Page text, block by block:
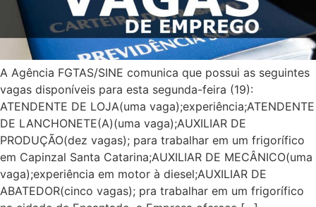
A Agência FGTAS/SINE comunica que possui as seguintes
vagas disponíveis para esta segunda-feira (19):
ATENDENTE DE LOJA(uma vaga);experiência;ATENDENTE
DE LANCHONETE(A)(uma vaga);AUXILIAR DE
PRODUÇÃO(dez vagas); para trabalhar em um frigorífico
em Capinzal Santa Catarina;AUXILIAR DE MECÂNICO(uma
vaga);experiência em motor à diesel;AUXILIAR DE
ABATEDOR(cinco vagas); pra trabalhar em um frigorífico